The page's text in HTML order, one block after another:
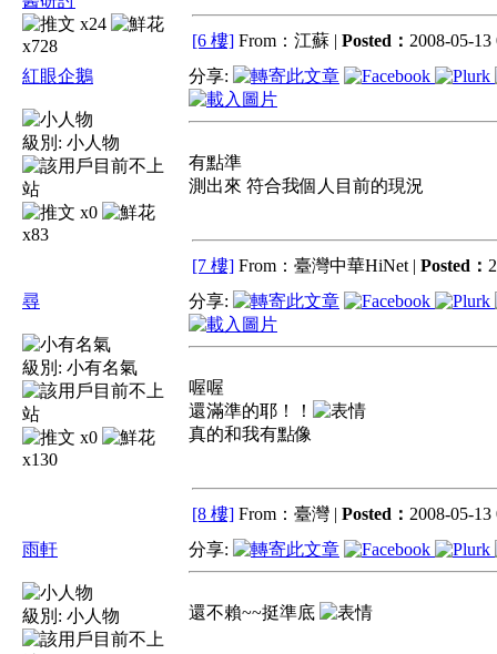
x24
x728
[6 樓] From：江蘇 | Posted： 2008-05-13
紅眼企鵝
級別: 小人物
x0
x83
分享:
有點準
測出來 符合我個人目前的現況
[7 樓] From：臺灣中華HiNet | Posted：
尋
級別: 小有名氣
x0
x130
分享:
喔喔
還滿準的耶！！
真的和我有點像
[8 樓] From：臺灣 | Posted： 2008-05-13
雨軒
級別: 小人物
分享:
還不賴~~挺準底